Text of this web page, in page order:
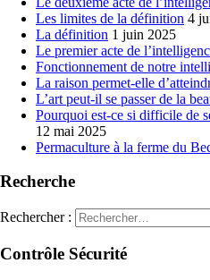
Les limites de la définition 4
La définition 1 juin 2025
Le premier acte de
Fonctionnement de notre
La raison permet-elle
L’art peut-il se passer de la
Pourquoi est-ce si difficile de
12 mai 2025
Permaculture à la ferme du
Recherche
Rechercher :
Contrôle Sécurité